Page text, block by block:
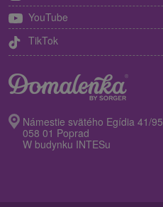
YouTube
TikTok
Námestie svätého Egídia 41/95
058 01 Poprad
W budynku INTESu